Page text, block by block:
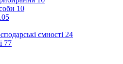
10
ємності 24
77